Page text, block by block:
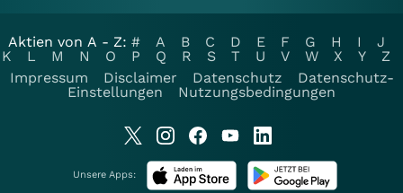
Aktien von A - Z: # A B C D E F G H I
J
K
L M N O P Q R S T U V W X Y
Z
Impressum
Disclaimer Datenschutz
Datenschutz-
Einstellungen
Nutzungsbedingungen
Unsere Apps: